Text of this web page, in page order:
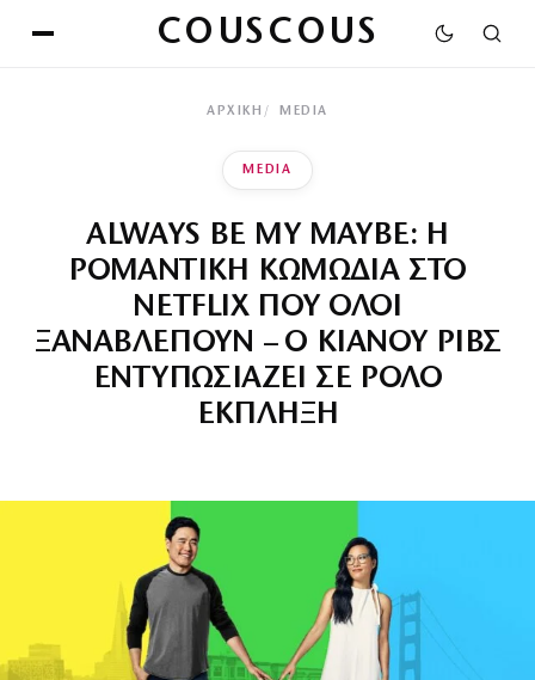
COUSCOUS
ΑΡΧΙΚΉ MEDIA
MEDIA
ALWAYS BE MY MAYBE: Η
ΡΟΜΑΝΤΙΚΗ ΚΩΜΩΔΙΑ ΣΤΟ
NETFLIX ΠΟΥ ΟΛΟΙ
ΞΑΝΑΒΛΕΠΟΥΝ – Ο ΚΙΑΝΟΥ ΡΙΒΣ
ΕΝΤΥΠΩΣΙΑΖΕΙ ΣΕ ΡΟΛΟ
ΕΚΠΛΗΞΗ